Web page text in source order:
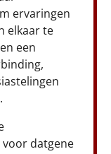
ervaringen
elkaar te
een
datgene